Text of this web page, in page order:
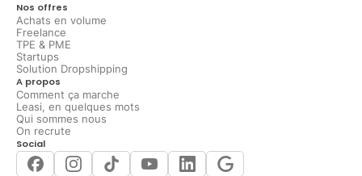
Nos offres
Achats en volume
Freelance
TPE & PME
Startups
Solution Dropshipping
A propos
Comment ça marche
Leasi, en quelques mots
Qui sommes nous
On recrute
Social